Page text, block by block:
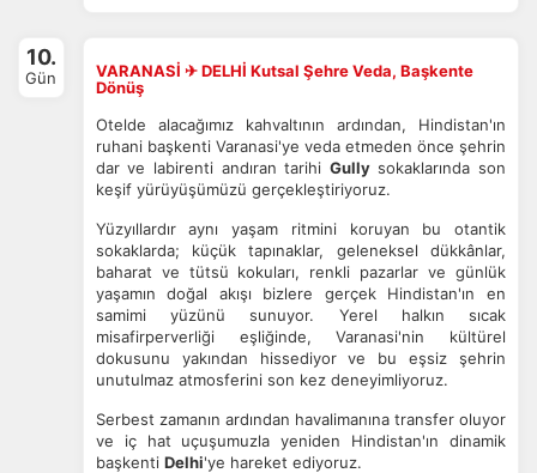
10.
Gün
VARANASİ ✈ DELHİ Kutsal Şehre Veda, Başkente
Dönüş
Otelde alacağımız kahvaltının ardından, Hindistan'ın
ruhani başkenti Varanasi'ye veda etmeden önce şehrin
dar ve labirenti andıran tarihi Gullysokaklarında son
keşif yürüyüşümüzü gerçekleştiriyoruz.
Yüzyıllardır aynı yaşam ritmini koruyan bu otantik
sokaklarda; küçük tapınaklar, geleneksel dükkânlar,
baharat ve tütsü kokuları, renkli pazarlar ve günlük
yaşamın doğal akışı bizlere gerçek Hindistan'ın en
samimi yüzünü sunuyor. Yerel halkın sıcak
misafirperverliği eşliğinde, Varanasi'nin kültürel
dokusunu yakından hissediyor ve bu eşsiz şehrin
unutulmaz atmosferini son kez deneyimliyoruz.
Serbest zamanın ardından havalimanına transfer oluyor
ve iç hat uçuşumuzla yeniden Hindistan'ın dinamik
başkenti Delhi'ye hareket ediyoruz.